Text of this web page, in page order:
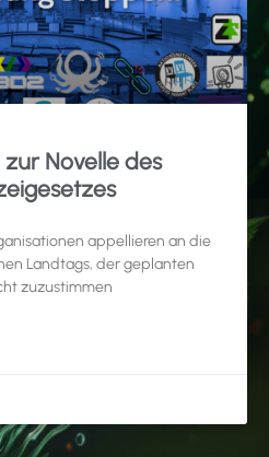
Novelle des
appellieren an die
Landtags, der geplanten
zuzustimmen